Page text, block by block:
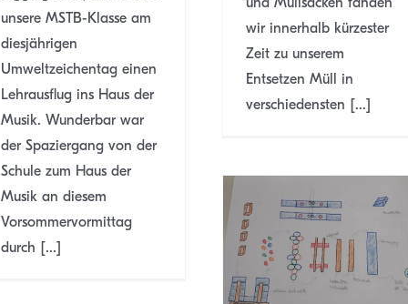
unsere MSTB-Klasse am
diesjährigen
Umweltzeichentag einen
Lehrausflug ins Haus der
Musik. Wunderbar war
der Spaziergang von der
Schule zum Haus der
Musik an diesem
Vorsommervormittag
durch [...]
wir innerhalb kürzester
Zeit zu unserem
Entsetzen Müll in
verschiedensten [...]
Der Geräteparcours der